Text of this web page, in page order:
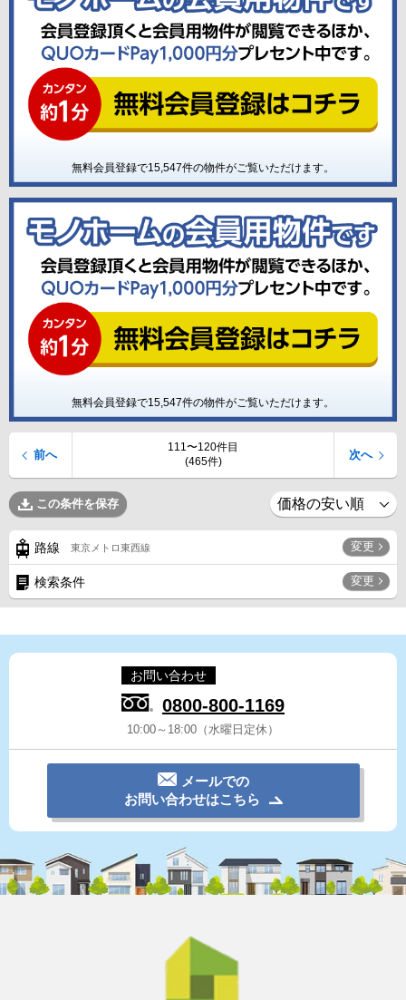
無料会員登録で15,547件の物件がご覧いただけます。
無料会員登録で15,547件の物件がご覧いただけます。
111〜120件目
(465件)
前へ 次へ
この条件を保存
路線 東京メトロ東西線 変更
検索条件 変更
お問い合わせ
0800-800-1169
10:00～18:00（水曜日定休）
メールでの
お問い合わせはこちら